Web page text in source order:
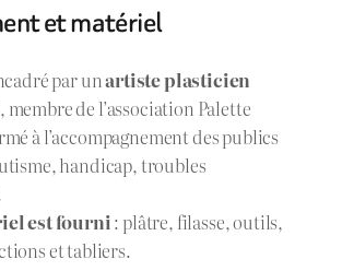
et matériel
par unartiste plasticien
de l’association Palette
à l’accompagnement des publics
handicap, troubles
est fourni: plâtre, filasse, outils,
et tabliers.